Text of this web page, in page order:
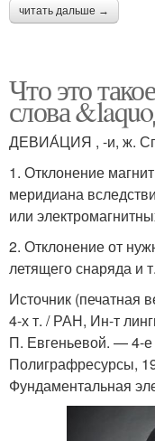
читать дальше →
Что это
слова
ДЕВИА́ЦИЯ , -и, ж.
1. Отклонение
меридиана
или
2. Отклонение от
летящего снаряда и
Источник (печатная
4-х т. / РАН, Ин-т
П. Евгеньевой. — 4-
Полиграфресурсы,
Фундаментальная